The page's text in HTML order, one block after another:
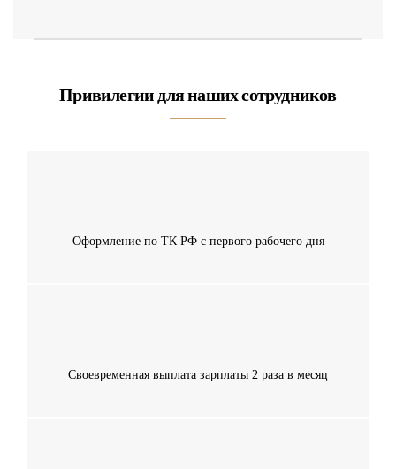
Привилегии для наших сотрудников
Оформление по ТК РФ с первого рабочего дня
Своевременная выплата зарплаты 2 раза в месяц